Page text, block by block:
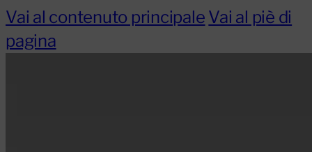
Vai al contenuto principale Vai al piè di
pagina